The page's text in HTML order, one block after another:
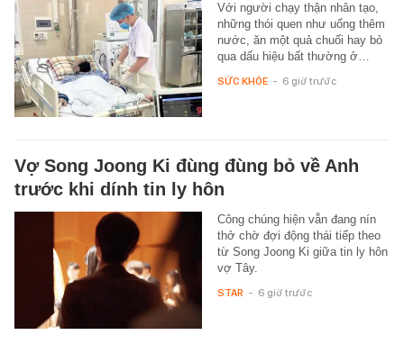
Với người chạy thận nhân tạo,
những thói quen như uống thêm
nước, ăn một quả chuối hay bỏ
qua dấu hiệu bất thường ở…
SỨC KHỎE - 6 giờ trước
Vợ Song Joong Ki đùng đùng bỏ về Anh
trước khi dính tin ly hôn
Công chúng hiện vẫn đang nín
thở chờ đợi động thái tiếp theo
từ Song Joong Ki giữa tin ly hôn
vợ Tây.
STAR - 6 giờ trước